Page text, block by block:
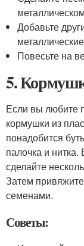
Добавьте
Повесьте на
5.
Если вы любите
кормушки из
понадобится
палочка и
сделайте
Затем
семенами.
Советы: